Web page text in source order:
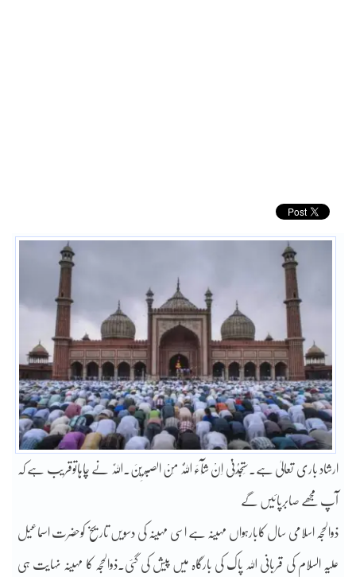
ارشاد باری تعالیٰ ہے۔سَتَجِدُنِیْ اِنْ شَآءَ اللّٰہُ مِنْ الصبَّرِیْنَ۔اللّٰہ نے چاہاتوقریب ہے کہ
آپ مجھے صابرپائیں گے
ذوالحجہ اسلامی سال کابارہواں مہینہ ہے اسی مہینہ کی دسویں تاریخ کوحضرت اسماعیل
علیہ السلام کی قربانی اللہ پاک کی بارگاہ میں پیش کی گئی۔ذوالحجہ کا مہینہ نہایت ہی